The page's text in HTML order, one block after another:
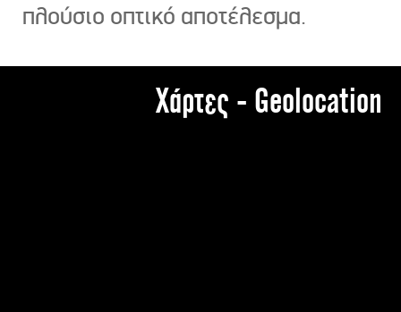
πλούσιο οπτικό αποτέλεσμα.
Χάρτες - Geolocation